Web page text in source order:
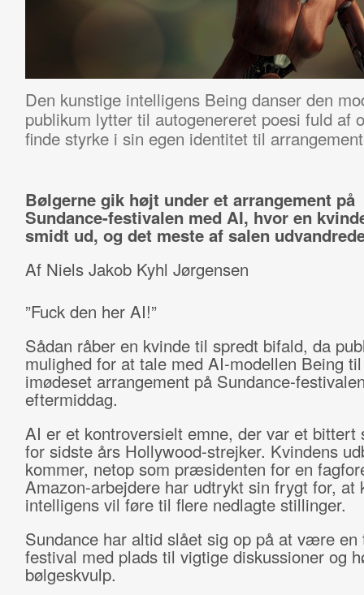
Den kunstige intelligens Being danser den
publikum lytter til autogenereret poesi fuld af
finde styrke i sin egen identitet til
Bølgerne gik højt under et arrangement på
Sundance-festivalen med AI, hvor en
smidt ud, og det meste af salen
Af Niels Jakob Kyhl Jørgensen
”Fuck den her AI!”
Sådan råber en kvinde til spredt bifald, da
mulighed for at tale med AI-modellen Being
imødeset arrangement på Sundance-
eftermiddag.
AI er et kontroversielt emne, der var et bittert
for sidste års Hollywood-strejker. Kvindens
kommer, netop som præsidenten for en
Amazon-arbejdere har udtrykt sin frygt for, at
intelligens vil føre til flere nedlagte stillinger.
Sundance har altid slået sig op på at være en
festival med plads til vigtige diskussioner og
bølgeskvulp.